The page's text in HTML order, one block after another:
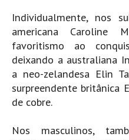
Ericeira Praias Sul HD
Foz do Lizandro
SINTRA
Praia Grande HD
Praia Grande Panorâmica HD
LINHA DE CASCAIS/ESTORIL
São Pedro do estoril
Individualmente, nos
americana Caroline
favoritismo ao
deixando a australiana
a neo-zelandesa Elin
surpreendente britânica
de cobre.
Nos masculinos,